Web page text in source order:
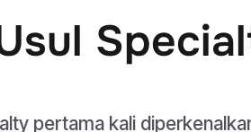
pertama kali